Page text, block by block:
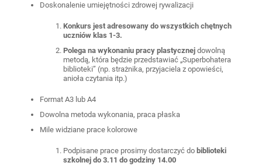
Doskonalenie umiejętności zdrowej rywalizacji
Konkurs jest adresowany do wszystkich chętnych
uczniów klas 1-3.
Polega na wykonaniu pracy plastycznej dowolną
metodą, która będzie przedstawiać „Superbohatera
biblioteki” (np. strażnika, przyjaciela z opowieści,
anioła czytania itp.)
Format A3 lub A4
Dowolna metoda wykonania, praca płaska
Mile widziane prace kolorowe
Podpisane prace prosimy dostarczyć do biblioteki
szkolnej do 3.11 do godziny 14.00